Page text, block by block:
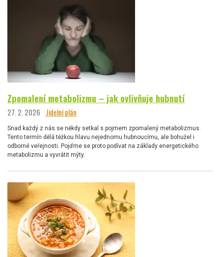
Zpomalení metabolizmu – jak ovlivňuje hubnutí
27. 2. 2026 Jídelní plán
Snad každý z nás se někdy setkal s pojmem zpomalený metabolizmus.
Tento termín dělá těžkou hlavu nejednomu hubnoucímu, ale bohužel i
odborné veřejnosti. Pojďme se proto podívat na základy energetického
metabolizmu a vyvrátit mýty.